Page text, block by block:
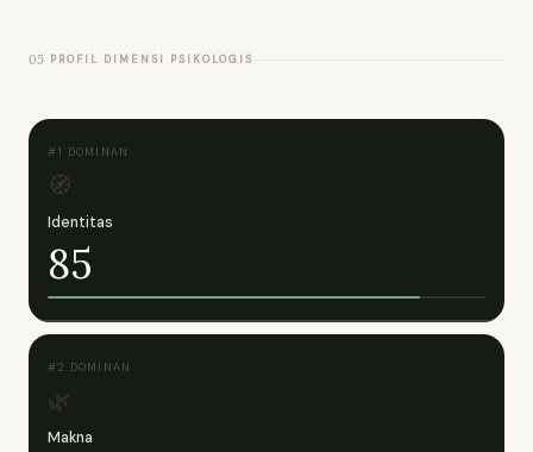
05 PROFIL DIMENSI PSIKOLOGIS
#1 DOMINAN
🧭
Identitas
85
#2 DOMINAN
🌿
Makna